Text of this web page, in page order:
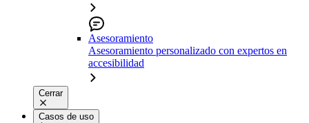
Asesoramiento
Asesoramiento personalizado con expertos en
accesibilidad
Cerrar
Casos de uso